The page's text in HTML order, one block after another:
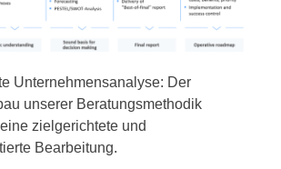
Unternehmensanalyse: Der
unserer Beratungsmethodik
zielgerichtete und
Bearbeitung.